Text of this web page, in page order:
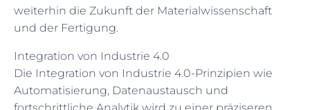
weiterhin die Zukunft der Materialwissenschaft
und der Fertigung.
Integration von Industrie 4.0
Die Integration von Industrie 4.0-Prinzipien wie
Automatisierung, Datenaustausch und